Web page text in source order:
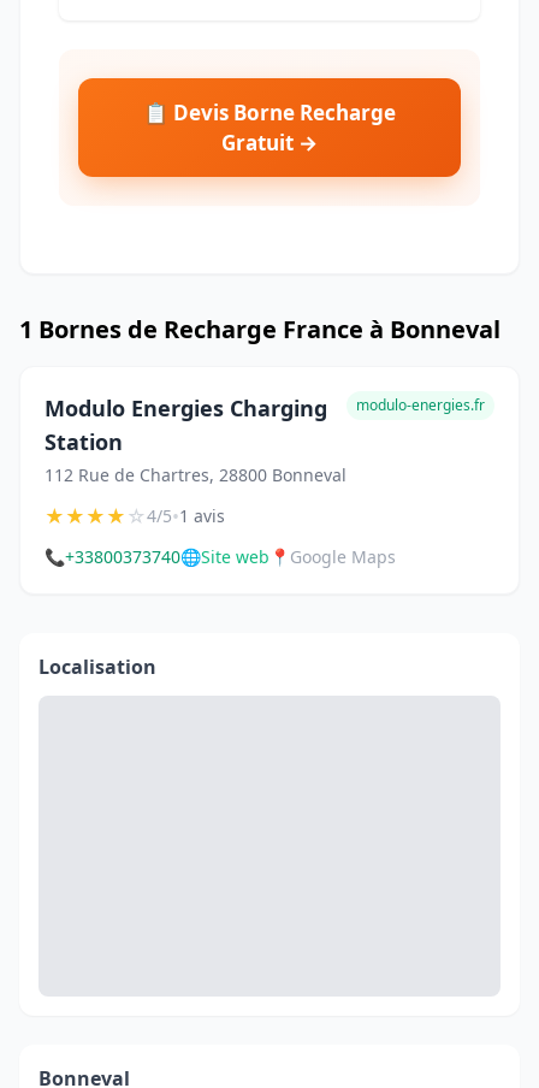
📋 Devis Borne Recharge
Gratuit →
1 Bornes de Recharge France à Bonneval
Modulo Energies Charging
Station
112 Rue de Chartres, 28800 Bonneval
modulo-energies.fr
★★★★☆4/5•1 avis
📞+33800373740🌐Site web 📍 Google Maps
Localisation
Bonneval